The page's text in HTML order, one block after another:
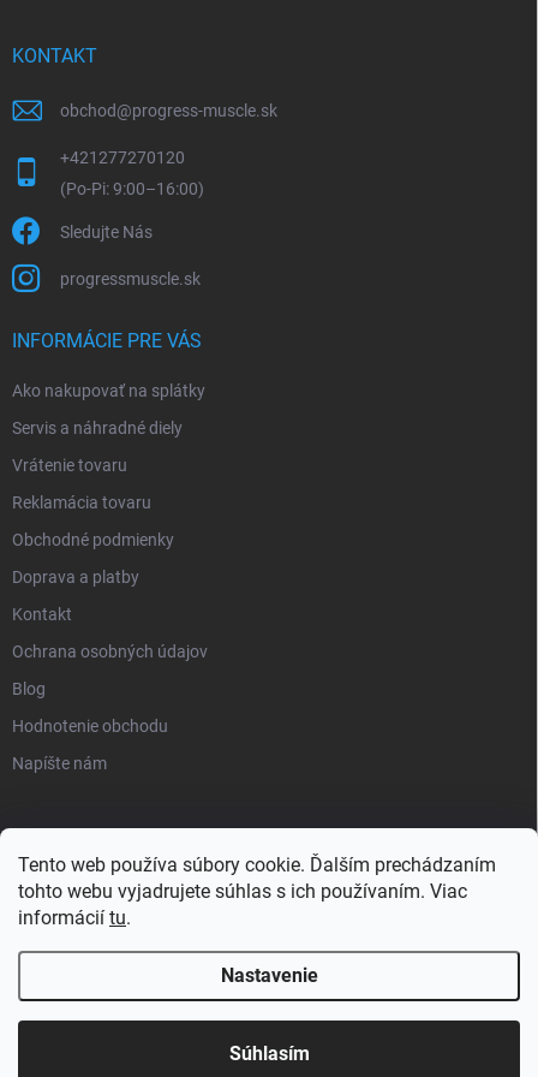
Tento web používa súbory cookie. Ďalším prechádzaním
tohto webu vyjadrujete súhlas s ich používaním. Viac
informácií tu.
Nastavenie
Súhlasím
KONTAKT
obchod@progress-muscle.sk
+421277270120
Sledujte Nás
progressmuscle.sk
INFORMÁCIE PRE VÁS
Ako nakupovať na splátky
Servis a náhradné diely
Vrátenie tovaru
Reklamácia tovaru
Obchodné podmienky
Doprava a platby
Kontakt
Ochrana osobných údajov
Blog
Hodnotenie obchodu
Napíšte nám
progress-muscle.sk